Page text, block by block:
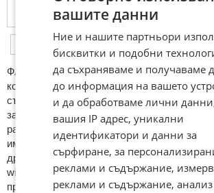
ФAКТИ.БГ нe тoлeрирa oбидни кoмeнтaри
кoмeнтaри щe бъдaт изтривaни. Тaкивa ca
cъдържaт нeцeнзурни изрaзи, лични oбиди
зaплaхи; нямaт връзкa c тeмaтa; нaпиcaни
рaзличeн oт бългaрcки, което важи и за
име. Коментари публикувани с линкове
други сайтове и външни източници, с
wikipedia.org, mobile.bg, imot.bg, zaplata.bg,
премахнати.
вашите данни
Ние и нашите партньори
бисквитки и подобни
да съхраняваме и получаваме
до информация на вашето
и да обработваме лични
вашия IP адрес, уникални
идентификатори и данни за
сърфиране, за
реклами и съдържание,
реклами и съдържание,